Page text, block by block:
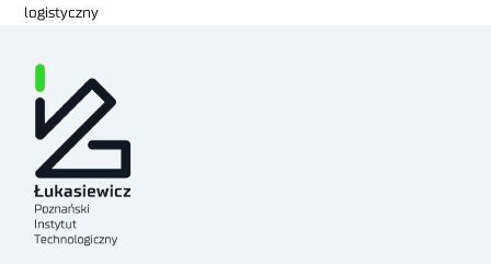
logistyczny